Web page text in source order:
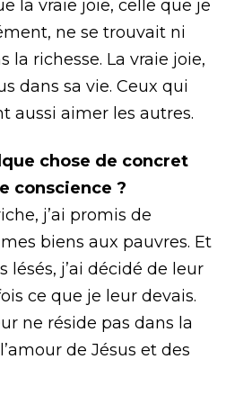
la vraie joie, celle que je
ne se trouvait ni
la richesse. La vraie joie,
dans sa vie. Ceux qui
aussi aimer les autres.
chose de concret
conscience ?
j’ai promis de
biens aux pauvres. Et
lésés, j’ai décidé de leur
ce que je leur devais.
ne réside pas dans la
de Jésus et des